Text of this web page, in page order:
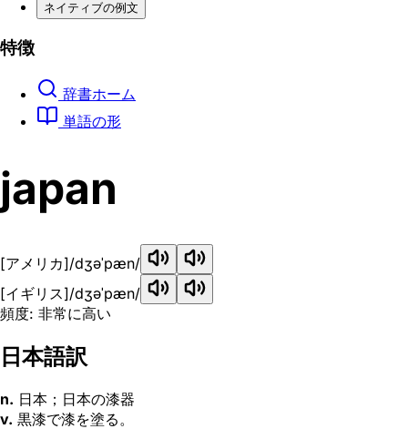
ネイティブの例文
特徴
辞書ホーム
単語の形
japan
[アメリカ]/dʒəˈpæn/
[イギリス]/dʒəˈpæn/
頻度: 非常に高い
日本語訳
n. 日本；日本の漆器
v. 黒漆で漆を塗る。